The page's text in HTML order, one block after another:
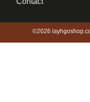
©2026